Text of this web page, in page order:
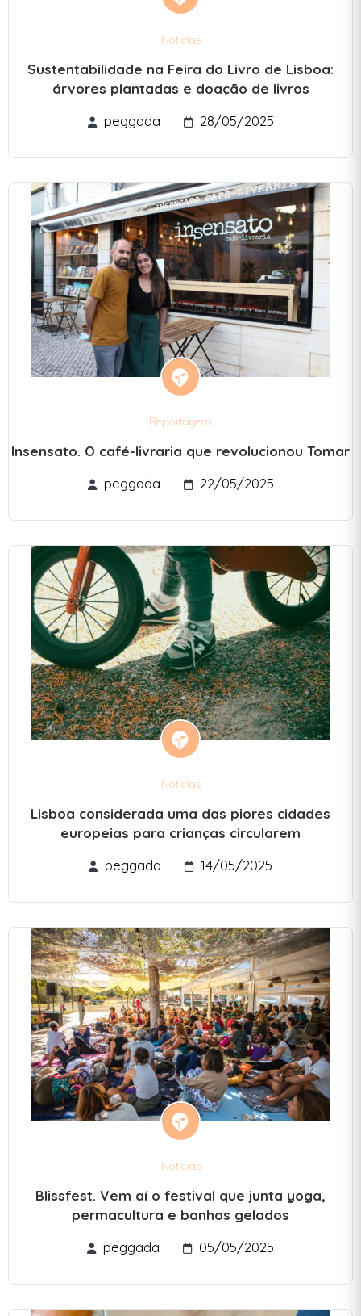
Notícias
Sustentabilidade na Feira do Livro de Lisboa:
árvores plantadas e doação de livros
peggada
28/05/2025
Reportagem
Insensato. O café-livraria que revolucionou Tomar
peggada
22/05/2025
Notícias
Lisboa considerada uma das piores cidades
europeias para crianças circularem
peggada
14/05/2025
Notícias
Blissfest. Vem aí o festival que junta yoga,
permacultura e banhos gelados
peggada
05/05/2025